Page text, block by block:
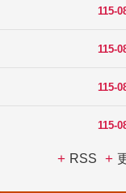
115-
115-
115-
115-
RSS